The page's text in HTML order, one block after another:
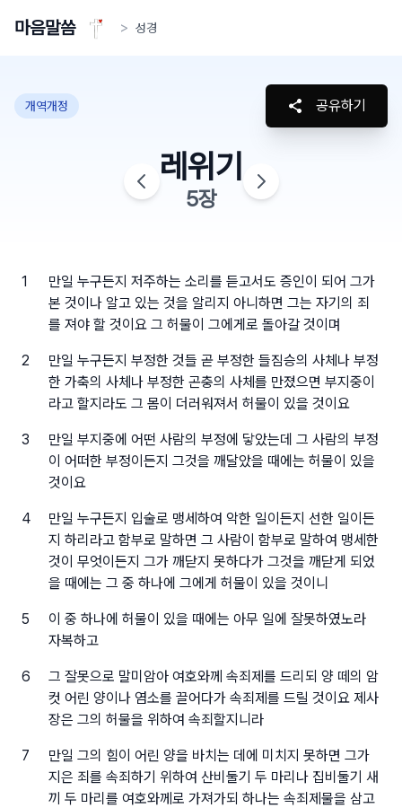
마음말씀 > 성경
개역개정 공유하기
레위기
5장
1
만일 누구든지 저주하는 소리를 듣고서도 증인이 되어 그가
본 것이나 알고 있는 것을 알리지 아니하면 그는 자기의 죄
를 져야 할 것이요 그 허물이 그에게로 돌아갈 것이며
2
만일 누구든지 부정한 것들 곧 부정한 들짐승의 사체나 부정
한 가축의 사체나 부정한 곤충의 사체를 만졌으면 부지중이
라고 할지라도 그 몸이 더러워져서 허물이 있을 것이요
3
만일 부지중에 어떤 사람의 부정에 닿았는데 그 사람의 부정
이 어떠한 부정이든지 그것을 깨달았을 때에는 허물이 있을
것이요
4
만일 누구든지 입술로 맹세하여 악한 일이든지 선한 일이든
지 하리라고 함부로 말하면 그 사람이 함부로 말하여 맹세한
것이 무엇이든지 그가 깨닫지 못하다가 그것을 깨닫게 되었
을 때에는 그 중 하나에 그에게 허물이 있을 것이니
5
이 중 하나에 허물이 있을 때에는 아무 일에 잘못하였노라
자복하고
6
그 잘못으로 말미암아 여호와께 속죄제를 드리되 양 떼의 암
컷 어린 양이나 염소를 끌어다가 속죄제를 드릴 것이요 제사
장은 그의 허물을 위하여 속죄할지니라
7
만일 그의 힘이 어린 양을 바치는 데에 미치지 못하면 그가
지은 죄를 속죄하기 위하여 산비둘기 두 마리나 집비둘기 새
끼 두 마리를 여호와께로 가져가되 하나는 속죄제물을 삼고